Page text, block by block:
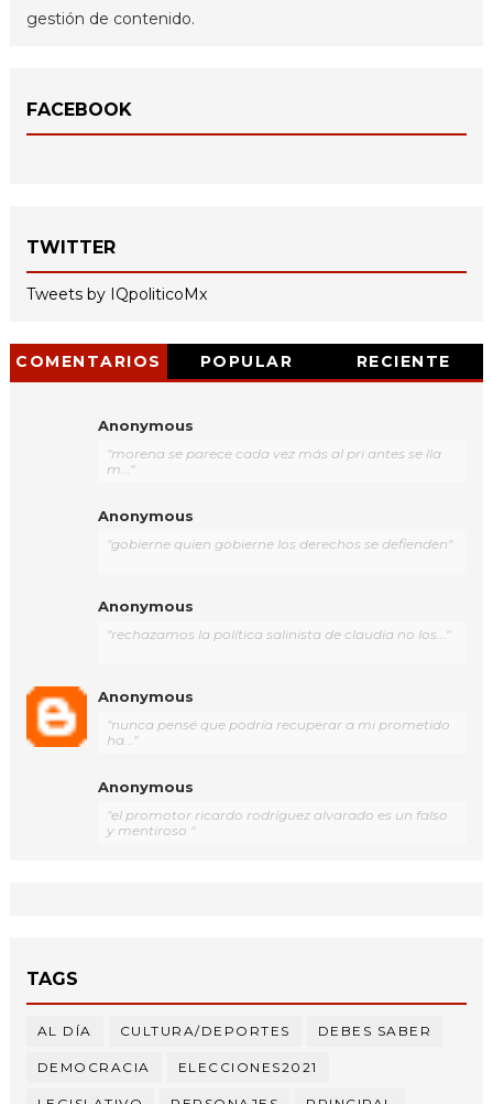
gestión de contenido.
FACEBOOK
TWITTER
Tweets by IQpoliticoMx
COMENTARIOS POPULAR RECIENTE
Anonymous
"morena se parece cada vez más al pri antes se lla
m..."
Anonymous
"gobierne quien gobierne los derechos se defienden"
Anonymous
"rechazamos la política salinista de claudia no los..."
Anonymous
"nunca pensé que podría recuperar a mi prometido
ha..."
Anonymous
"el promotor ricardo rodríguez alvarado es un falso
y mentiroso "
TAGS
AL DÍA CULTURA/DEPORTES DEBES SABER
DEMOCRACIA ELECCIONES2021